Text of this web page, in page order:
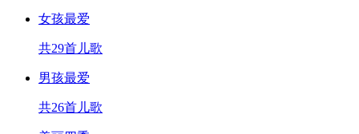
女孩最爱
共29首儿歌
男孩最爱
共26首儿歌